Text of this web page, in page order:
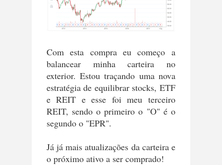
Com esta compra eu começo a
balancear minha carteira no
exterior. Estou traçando uma nova
estratégia de equilibrar stocks, ETF
e REIT e esse foi meu terceiro
REIT, sendo o primeiro o "O" é o
segundo o "EPR".
Já já mais atualizações da carteira e
o próximo ativo a ser comprado!